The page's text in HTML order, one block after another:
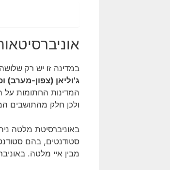
במדינה זו יש רק
ג'וליאן (צפון-מערב)
המדינות החתומות על
ולכן חלק מהתושבים
מבין איי מלטה. באוניברסיטה זו 14 פקולטות ומספר מכונים ומרכזים. בספריותיה אוסף של